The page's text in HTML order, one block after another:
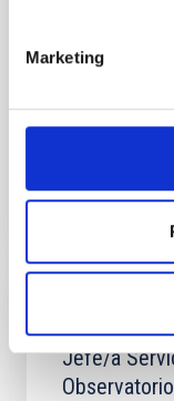
Marketing
Se convoca
personal
Jefe/a